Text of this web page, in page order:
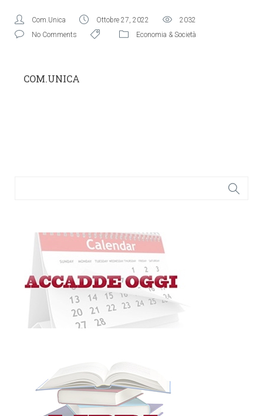
Com.Unica Ottobre 27, 2022
2032
No Comments
Economia & Società
COM.UNICA